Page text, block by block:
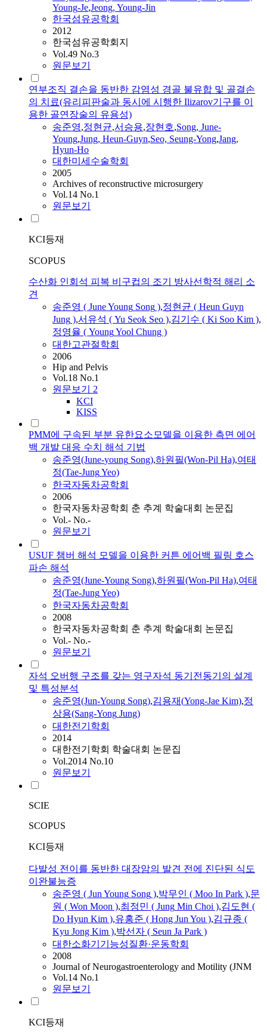
Young-Je,Jeong, Young-Jin
한국섬유공학회
2012
한국섬유공학회지
Vol.49 No.3
원문보기
연부조직 결손을 동반한 감염성 경골 불유합 및 골결손
의 치료(유리피판술과 동시에 시행한 Ilizarov기구를 이
용한 골연장술의 유용성)
송준영,정현균,서승용,장현호,Song, June-
Young,Jung, Heun-Guyn,Seo, Seung-Yong,Jang,
Hyun-Ho
대한미세수술학회
2005
Archives of reconstructive microsurgery
Vol.14 No.1
원문보기
KCI등재
SCOPUS
수산화 인회석 피복 비구컵의 조기 방사선학적 해리 소
견
송준영 ( JuneYoung Song ),정현균 ( Heun Guyn
Jung ),서유석 ( Yu Seok Seo ),김기수 ( Ki Soo Kim ),
정영율 ( YoungYool Chung )
대한고관절학회
2006
Hip and Pelvis
Vol.18 No.1
원문보기 2
KCI
KISS
PMM에 구속된 부분 유한요소모델을 이용한 측면 에어
백 개발 대응 수치 해석 기법
송준영(June-young Song),하원필(Won-Pil Ha),여태
정(Tae-JungYeo)
한국자동차공학회
2006
한국자동차공학회 춘 추계 학술대회 논문집
Vol.- No.-
원문보기
USUF 챔버 해석 모델을 이용한 커튼 에어백 필링 호스
파손 해석
송준영(June-Young Song),하원필(Won-Pil Ha),여태
정(Tae-JungYeo)
한국자동차공학회
2008
한국자동차공학회 춘 추계 학술대회 논문집
Vol.- No.-
원문보기
자석 오버행 구조를 갖는 영구자석 동기전동기의 설계
및 특성분석
송준영(Jun-Young Song),김용재(Yong-Jae Kim),정
상용(Sang-Yong Jung)
대한전기학회
2014
대한전기학회 학술대회 논문집
Vol.2014 No.10
원문보기
SCIE
SCOPUS
KCI등재
다발성 전이를 동반한 대장암의 발견 전에 진단된 식도
이완불능증
송준영 ( JunYoung Song ),박무인 ( Moo In Park ),문
원 ( Won Moon ),최정민 ( Jung Min Choi ),김도현 (
Do Hyun Kim ),유홍준 ( Hong Jun You ),김규종 (
Kyu Jong Kim ),박선자 ( Seun Ja Park )
대한소화기기능성질환·운동학회
2008
Journal of Neurogastroenterology and Motility (JNM
Vol.14 No.1
원문보기
KCI등재